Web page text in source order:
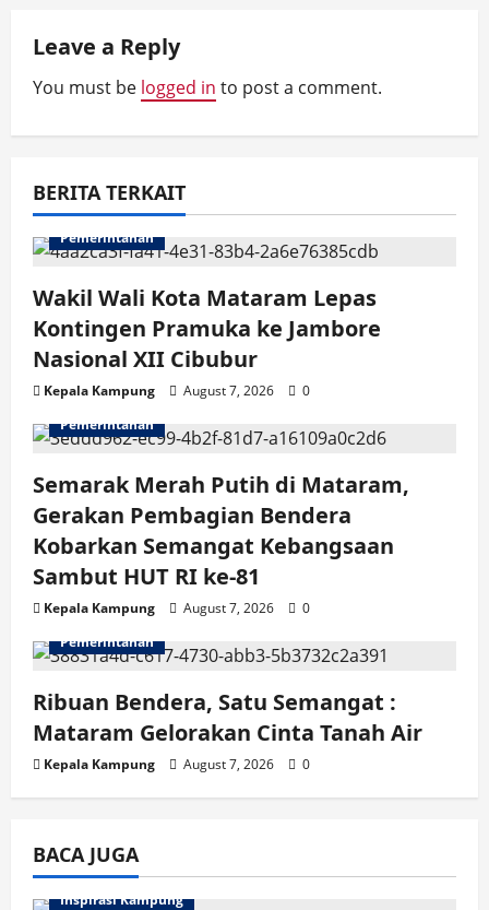
i
t
i
o
n
Leave a Reply
You must be logged in to post a comment.
BERITA TERKAIT
Pemerintahan
Wakil Wali Kota Mataram Lepas
Kontingen Pramuka ke Jambore
Nasional XII Cibubur
Kepala Kampung August 7, 2026
0
Pemerintahan
Semarak Merah Putih di Mataram,
Gerakan Pembagian Bendera
Kobarkan Semangat Kebangsaan
Sambut HUT RI ke-81
Kepala Kampung August 7, 2026
0
Pemerintahan
Ribuan Bendera, Satu Semangat :
Mataram Gelorakan Cinta Tanah Air
Kepala Kampung August 7, 2026 0
BACA JUGA
Inspirasi Kampung